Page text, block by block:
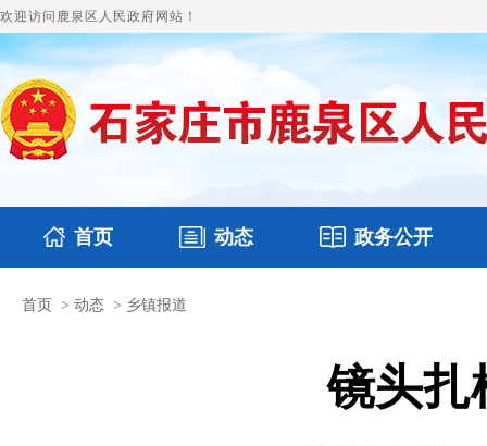
欢迎访问鹿泉区人民政府网站！
首页 动态
国务要闻
政务公开
本区文件
首页 > 动态 > 乡镇报道
镜头扎